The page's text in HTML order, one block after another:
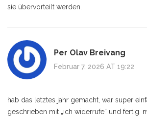
sie übervorteilt werden.
Per Olav Breivang
Februar 7, 2026 AT 19:22
hab das letztes jahr gemacht, war super
geschrieben mit „ich widerrufe“ und fertig.